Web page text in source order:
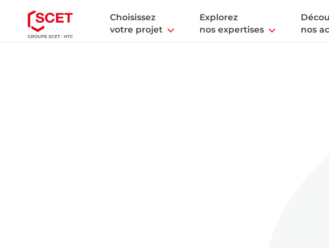
Choisissez
votre projet
Explorez
nos expertises
nos